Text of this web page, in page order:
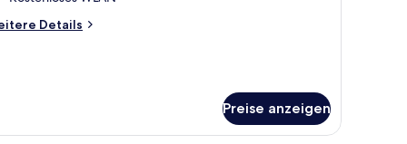
Details
Preise anzeigen